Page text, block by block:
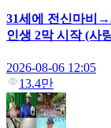
31세에 전신마비
인생 2막 시작 (사
2026-08-06 12:05
13.4만